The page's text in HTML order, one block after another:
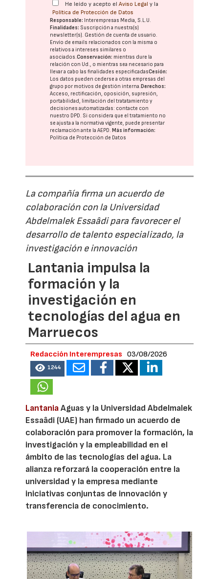
He leído y acepto elAviso Legal y la
Política de Protección de Datos
Responsable: Interempresas Media, S.L.U.
Finalidades: Suscripción a nuestra(s)
newsletter(s). Gestión de cuenta de usuario.
Envío de emails relacionados con la misma o
relativos a intereses similares o
asociados.Conservación: mientras dure la
relación con Ud., o mientras sea necesario para
llevar a cabo las finalidades especificadasCesión:
Los datos pueden cederse a otras empresas del
grupo por motivos de gestión interna. Derechos:
Acceso, rectificación, oposición, supresión,
portabilidad, limitación del tratatamiento y
decisiones automatizadas: contacte con
nuestro DPD. Si considera que el tratamiento no
se ajusta a la normativa vigente, puede presentar
reclamación ante laAEPD. Más información:
Política de Protección de Datos
La compañía firma un acuerdo de
colaboración con la Universidad
Abdelmalek Essaâdi para favorecer el
desarrollo de talento especializado, la
investigación e innovación
Lantania impulsa la
formación y la
investigación en
tecnologías del agua en
Marruecos
Redacción Interempresas 03/08/2026
1244
LantaniaAguas y la Universidad Abdelmalek
Essaâdi (UAE) han firmado un acuerdo de
colaboración para promover la formación, la
investigación y la empleabilidad en el
ámbito de las tecnologías del agua. La
alianza reforzará la cooperación entre la
universidad y la empresa mediante
iniciativas conjuntas de innovación y
transferencia de conocimiento.